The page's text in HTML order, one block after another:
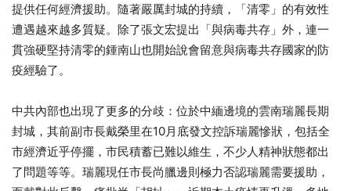
提供任何經濟援助。隨著嚴厲封城的持續，「清零」的有效性
遭遇越來越多質疑。除了張文宏提出「與病毒共存」外，連一
貫強硬堅持清零的鍾南山也開始說會留意與病毒共存國家的防
疫經驗了。
中共內部也出現了更多的分歧：位於中緬邊境的雲南瑞麗長期
封城，其前副市長戴榮里在10月底發文控訴瑞麗慘狀，包括全
市經濟近乎停擺，市民積蓄已難以維生，不少人精神狀態都出
了問題等等。瑞麗現任市長尚臘邊則極力否認瑞麗需要援助，